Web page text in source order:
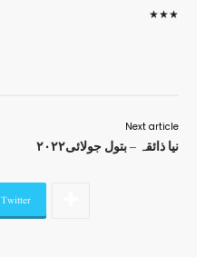
٭٭٭
Next article
نیا ذائقہ – بتول جولائی۲۰۲۲
Twitter